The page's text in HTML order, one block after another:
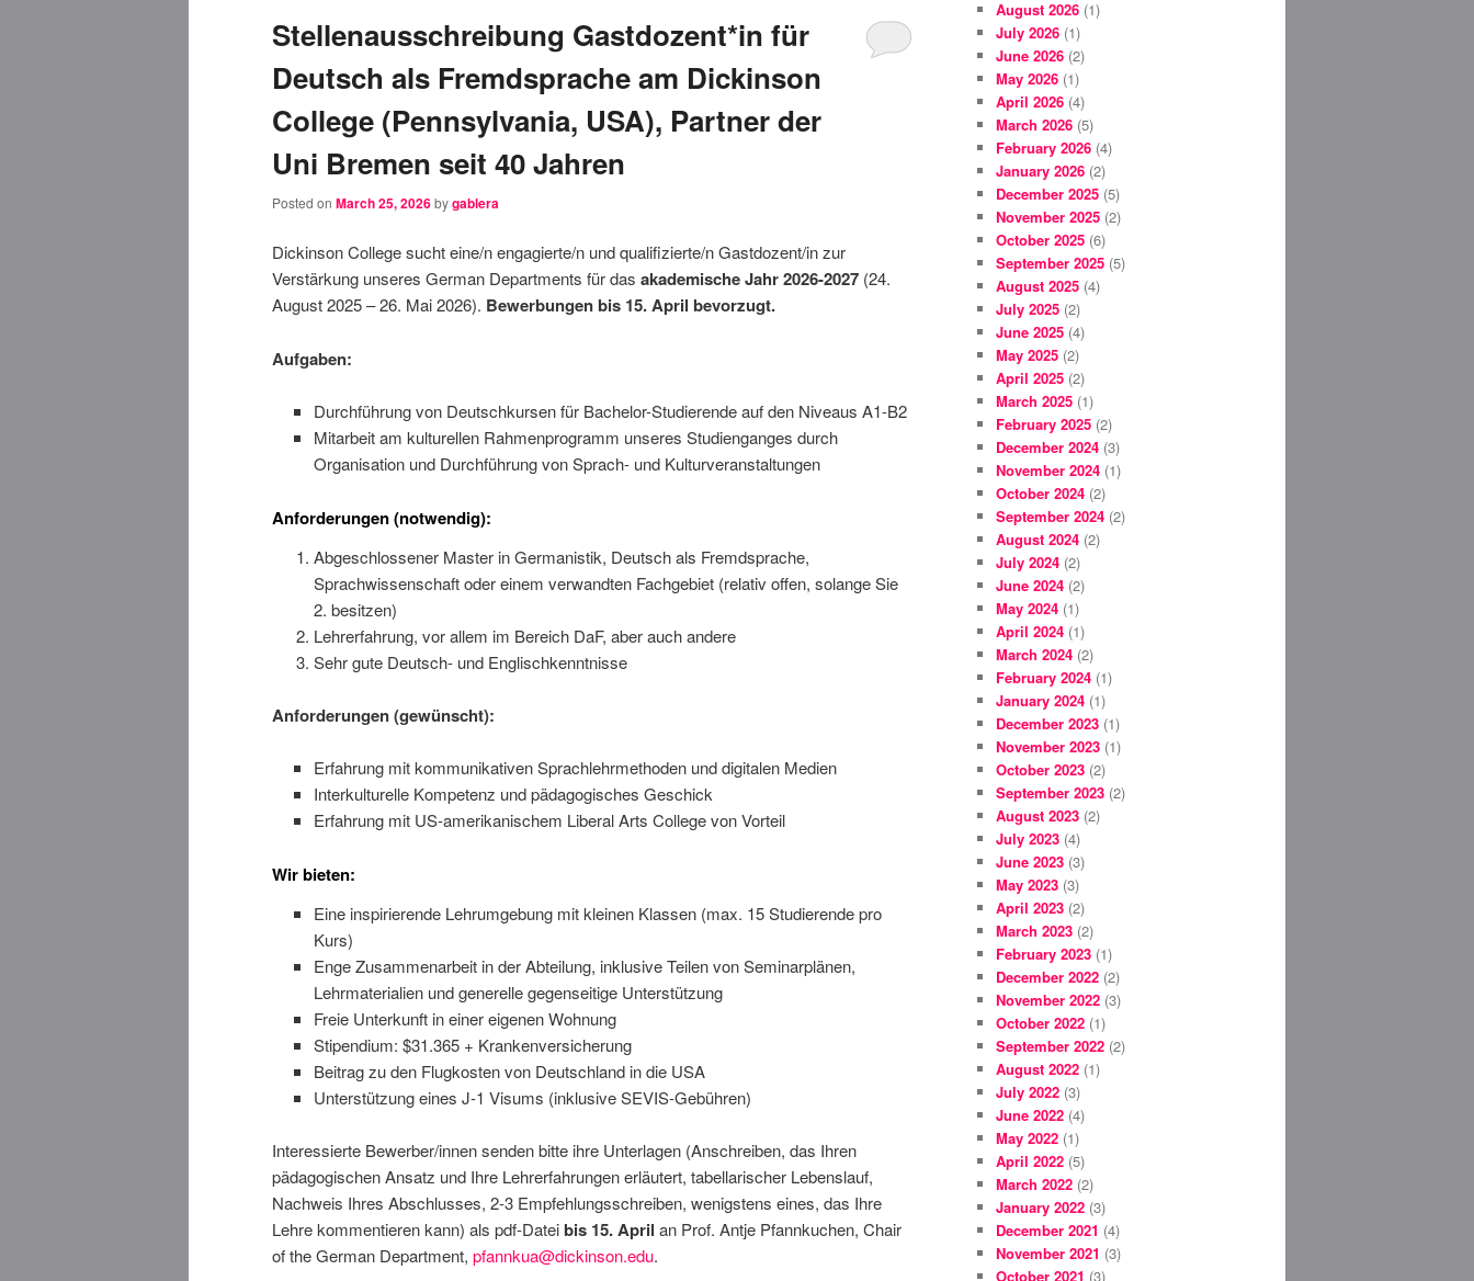
Stellenausschreibung Gastdozent*in für
Deutsch als Fremdsprache am Dickinson
College (Pennsylvania, USA), Partner der
Uni Bremen seit 40 Jahren
Posted on March 25, 2026bygablera
Dickinson College sucht eine/n engagierte/n und qualifizierte/n Gastdozent/in zur
Verstärkung unseres German Departments für das akademische Jahr 2026-2027 (24.
August 2025 – 26. Mai 2026). Bewerbungen bis 15. April bevorzugt.
Aufgaben:
Durchführung von Deutschkursen für Bachelor-Studierende auf den Niveaus A1-B2
Mitarbeit am kulturellen Rahmenprogramm unseres Studienganges durch
Organisation und Durchführung von Sprach- und Kulturveranstaltungen
Anforderungen (notwendig):
Abgeschlossener Master in Germanistik, Deutsch als Fremdsprache,
Sprachwissenschaft oder einem verwandten Fachgebiet (relativ offen, solange Sie
2. besitzen)
Lehrerfahrung, vor allem im Bereich DaF, aber auch andere
Sehr gute Deutsch- und Englischkenntnisse
Anforderungen (gewünscht):
Erfahrung mit kommunikativen Sprachlehrmethoden und digitalen Medien
Interkulturelle Kompetenz und pädagogisches Geschick
Erfahrung mit US-amerikanischem Liberal Arts College von Vorteil
Wir bieten:
Eine inspirierende Lehrumgebung mit kleinen Klassen (max. 15 Studierende pro
Kurs)
Enge Zusammenarbeit in der Abteilung, inklusive Teilen von Seminarplänen,
Lehrmaterialien und generelle gegenseitige Unterstützung
Freie Unterkunft in einer eigenen Wohnung
Stipendium: $31.365 + Krankenversicherung
Beitrag zu den Flugkosten von Deutschland in die USA
Unterstützung eines J-1 Visums (inklusive SEVIS-Gebühren)
Interessierte Bewerber/innen senden bitte ihre Unterlagen (Anschreiben, das Ihren
pädagogischen Ansatz und Ihre Lehrerfahrungen erläutert, tabellarischer Lebenslauf,
Nachweis Ihres Abschlusses, 2-3 Empfehlungsschreiben, wenigstens eines, das Ihre
Lehre kommentieren kann) als pdf-Dateibis 15. April an Prof. Antje Pfannkuchen, Chair
of the German Department, pfannkua@dickinson.edu.
August 2026 (1)
July 2026 (1)
June 2026 (2)
May 2026 (1)
April 2026 (4)
March 2026 (5)
February 2026 (4)
January 2026 (2)
December 2025 (5)
November 2025 (2)
October 2025 (6)
September 2025 (5)
August 2025 (4)
July 2025 (2)
June 2025 (4)
May 2025 (2)
April 2025 (2)
March 2025 (1)
February 2025 (2)
December 2024 (3)
November 2024 (1)
October 2024 (2)
September 2024 (2)
August 2024 (2)
July 2024 (2)
June 2024 (2)
May 2024 (1)
April 2024 (1)
March 2024 (2)
February 2024 (1)
January 2024 (1)
December 2023 (1)
November 2023 (1)
October 2023 (2)
September 2023 (2)
August 2023 (2)
July 2023 (4)
June 2023 (3)
May 2023 (3)
April 2023 (2)
March 2023 (2)
February 2023 (1)
December 2022 (2)
November 2022 (3)
October 2022 (1)
September 2022 (2)
August 2022 (1)
July 2022 (3)
June 2022 (4)
May 2022 (1)
April 2022 (5)
March 2022 (2)
January 2022 (3)
December 2021 (4)
November 2021 (3)
October 2021 (3)